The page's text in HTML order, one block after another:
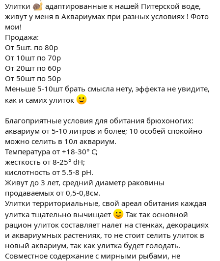
Улитки
адаптированные к нашей Питерской воде,
живут у меня в Аквариумах при разных условиях ! Фото
мои!
Продажа:
От 5шт. по 80р
От 10шт по 70р
От 20шт по 60р
От 50шт по 50р
Меньше 5-10шт брать смысла нету, эффекта не увидите,
как и самих улиток
Благоприятные условия для обитания брюхоногих:
аквариум от 5-10 литров и более; 10 особей спокойно
можно селить в 10л аквариум.
Температура от +18-30° С;
жесткость от 8-25° dH;
кислотность от 5.5-8 pH.
Живут до 3 лет, средний диаметр раковины
продаваемых от 0,5-0,8см.
Улитки территориальные, свой ареал обитания каждая
улитка тщательно вычищает
Так так основной
рацион улиток составляет налет на стенках, декорациях
и аквариумных растениях, то не стоит селить улиток в
новый аквариум, так как улитка будет голодать.
Совместное содержание с мирными рыбами, не